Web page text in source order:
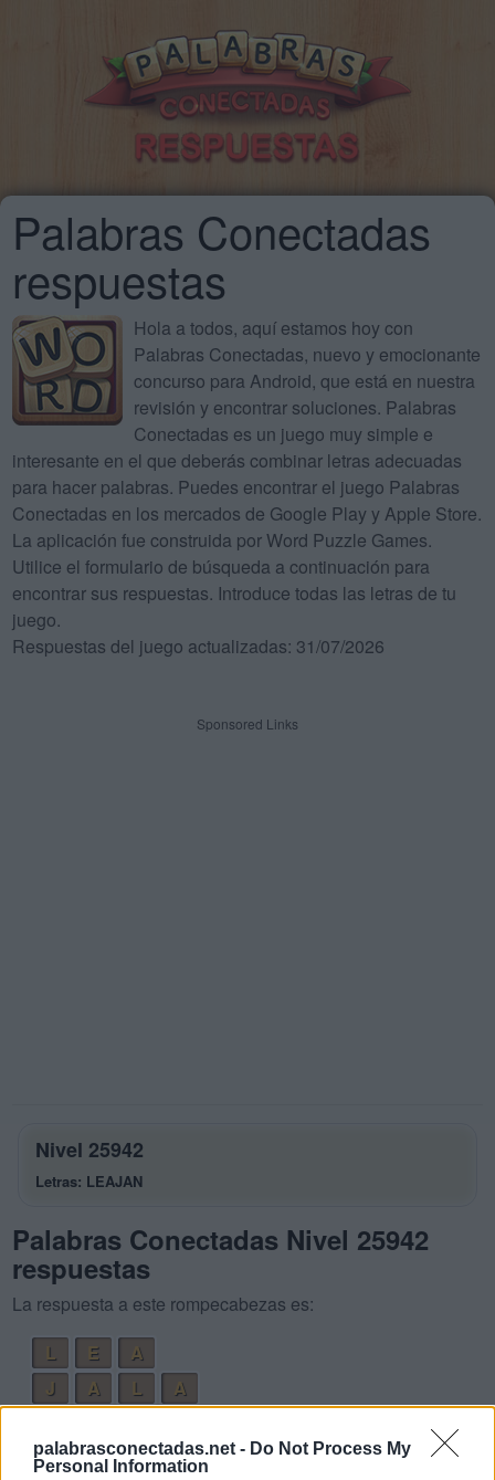
palabrasconectadas.net - Do Not Process My
Personal Information
Palabras Conectadas
respuestas
Hola a todos, aquí estamos hoy con
Palabras Conectadas, nuevo y emocionante
concurso para Android, que está en nuestra
revisión y encontrar soluciones. Palabras
Conectadas es un juego muy simple e
interesante en el que deberás combinar letras adecuadas
para hacer palabras. Puedes encontrar el juego Palabras
Conectadas en los mercados de Google Play y Apple Store.
La aplicación fue construida por Word Puzzle Games.
Utilice el formulario de búsqueda a continuación para
encontrar sus respuestas. Introduce todas las letras de tu
juego.
Respuestas del juego actualizadas: 31/07/2026
Sponsored Links
Nivel 25942
Letras: LEAJAN
Palabras Conectadas Nivel 25942
respuestas
La respuesta a este rompecabezas es:
L
E
A
J
A L
A
J
A L E
A